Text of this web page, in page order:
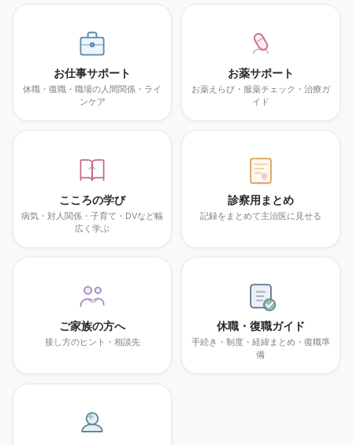
お仕事サポート
休職・復職・職場の人間関係・ライ
ンケア
お薬サポート
お薬えらび・服薬チェック・治療ガ
イド
こころの学び
病気・対人関係・子育て・DVなど幅
広く学ぶ
診察用まとめ
記録をまとめて主治医に見せる
ご家族の方へ
接し方のヒント・相談先
休職・復職ガイド
手続き・制度・経緯まとめ・復職準
備